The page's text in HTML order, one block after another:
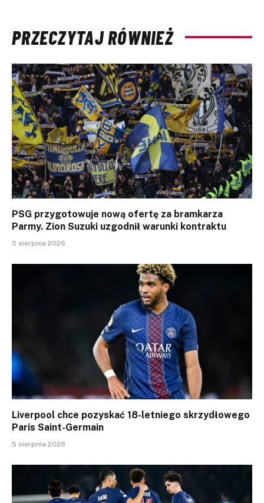
PRZECZYTAJ RÓWNIEŻ
PSG przygotowuje nową ofertę za bramkarza
Parmy. Zion Suzuki uzgodnił warunki kontraktu
5 sierpnia 2026
Liverpool chce pozyskać 18-letniego skrzydłowego
Paris Saint-Germain
5 sierpnia 2026